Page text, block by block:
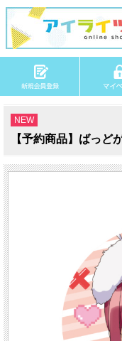
NEW
【予約商品】ばっ